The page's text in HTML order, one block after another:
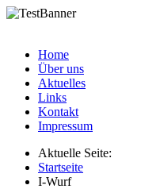
Home
Über uns
Aktuelles
Links
Kontakt
Impressum
Aktuelle Seite:
Startseite
I-Wurf